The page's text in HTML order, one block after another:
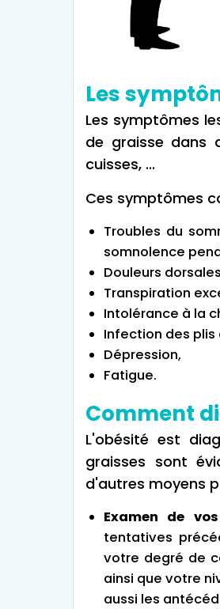
Les
Les symptômes
de graisse dans
cuisses, ...
Ces symptômes
Troubles du
somnolence
Douleurs
Transpiration
Intolérance à la
Infection des plis
Dépression,
Fatigue.
Comment
L'obésité est
graisses sont
d'autres moyens
Examen de
tentatives
votre degré de
ainsi que votre
aussi les